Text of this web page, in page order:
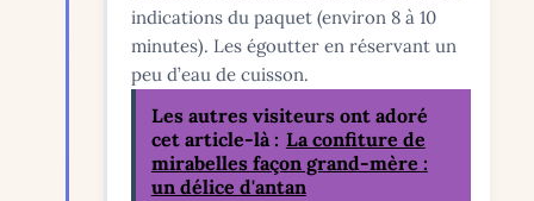
indications du paquet (environ 8 à 10
minutes). Les égoutter en réservant un
peu d’eau de cuisson.
Les autres visiteurs ont adoré
cet article-là : La confiture de
mirabelles façon grand-mère :
un délice d'antan